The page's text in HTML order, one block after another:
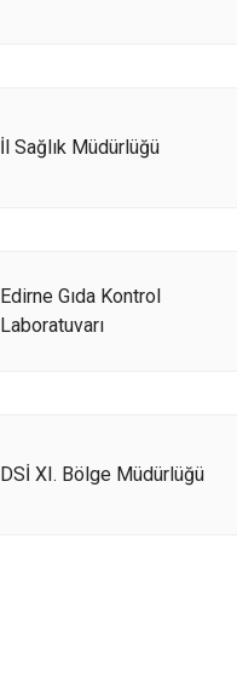
İl Sağlık Müdürlüğü
Edirne Gıda Kontrol
Laboratuvarı
DSİ XI. Bölge Müdürlüğü